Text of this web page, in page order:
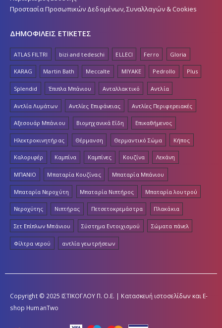
Προστασία Προσωπικών Δεδομένων, Συναλλαγών & Cookies
ΔΗΜΟΦΙΛΕΙΣ ΕΤΙΚΕΤΕΣ
ATLAS FILTRI bizi and tedeschi ELLECI Ferro Gloria
KARAG Martin Bath Meccalte MIYAKE Pedrollo Plus
Splendid Έπιπλα Μπάνιου Ανταλλακτικό Αντλία
Αντλία Λυμάτων Αντλίες Επιφάνειας Αντλίες Περιφερειακές
Αξεσουάρ Μπάνιου Βιομηχανικά Είδη Επικαθήμενος
Ηλεκτροκινητήρας Θέρμανση Θερμαντικό Σώμα Κήπος
Καλοριφέρ Καμπίνα Καμπίνες Κουζίνα Λεκάνη
ΜΠΑΝΙΟ Μπαταρία Κουζίνας Μπαταρία Μπάνιου
Μπαταρία Νεροχύτη Μπαταρία Νιπτήρος Μπαταρία λουτρού
Νεροχύτης Νιπτήρας Πετσετοκρεμάστρα Πλακάκια
Σετ Επίπλων Μπάνιου Σύστημα Εντοιχισμού Σώματα πάνελ
Φίλτρα νερού αντλία γεωτρήσεων
Copyright © 2025 ΙΣΤΙΚΟΓΛΟΥ Π. Ο.Ε. | Κατασκευή ιστοσελίδων και E-
shop HumanTwo